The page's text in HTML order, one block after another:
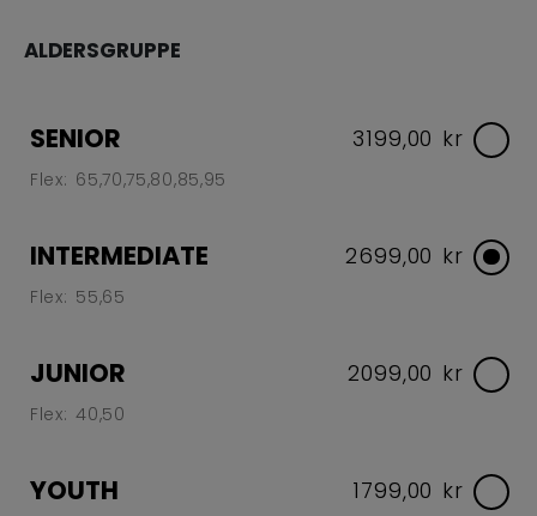
ALDERSGRUPPE
SENIOR
Flex: 65,70,75,80,85,95
3199,00 kr
INTERMEDIATE
Flex: 55,65
2699,00 kr
JUNIOR
Flex: 40,50
2099,00 kr
YOUTH 1799,00 kr